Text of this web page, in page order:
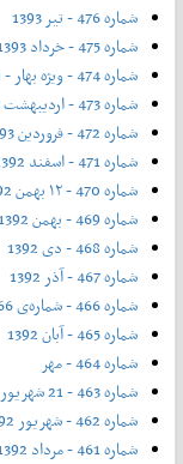
شماره 476 - تیر 1393
شماره 475 - خرداد 1393
شماره 474 - ویژه بهار - 20 اردیبهشت 1393
شماره 473 - اردیبهشت 1393
شماره 472 - فروردین 1393
شماره 471 - اسفند 1392
شماره 470 - ۱۲ بهمن 1392 (ویژه جشنواره فیلم فجر)
شماره 469 - بهمن 1392
شماره 468 - دی 1392
شماره 467 - آذر 1392
شماره 466 - شماره‌ی 466، ویژه‌ی پاییز 1392
شماره 465 - آبان 1392
شماره 464 - مهر
شماره 463 - 21 شهریور
شماره 462 - شهریور 1392
شماره 461 - مرداد 1392